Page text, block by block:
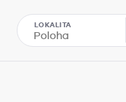
LOKALITA